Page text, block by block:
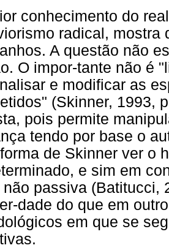
conhecimento do
radical, mostra
A questão não
O impor-tante não é
e modificar as
(Skinner, 1993,
pois permite
tendo por base o
de Skinner ver o
e sim em
não passiva (Batitucci,
dade do que em
em que se